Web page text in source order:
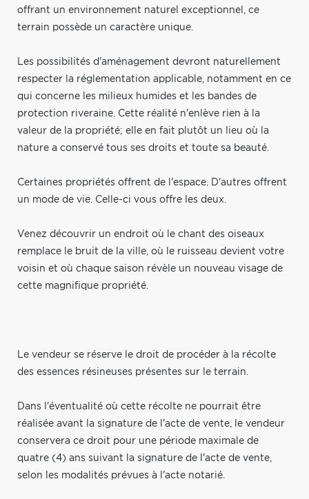
offrant un environnement naturel exceptionnel, ce
terrain possède un caractère unique.
Les possibilités d'aménagement devront naturellement
respecter la réglementation applicable, notamment en ce
qui concerne les milieux humides et les bandes de
protection riveraine. Cette réalité n'enlève rien à la
valeur de la propriété; elle en fait plutôt un lieu où la
nature a conservé tous ses droits et toute sa beauté.
Certaines propriétés offrent de l'espace. D'autres offrent
un mode de vie. Celle-ci vous offre les deux.
Venez découvrir un endroit où le chant des oiseaux
remplace le bruit de la ville, où le ruisseau devient votre
voisin et où chaque saison révèle un nouveau visage de
cette magnifique propriété.
Le vendeur se réserve le droit de procéder à la récolte
des essences résineuses présentes sur le terrain.
Dans l'éventualité où cette récolte ne pourrait être
réalisée avant la signature de l'acte de vente, le vendeur
conservera ce droit pour une période maximale de
quatre (4) ans suivant la signature de l'acte de vente,
selon les modalités prévues à l'acte notarié.